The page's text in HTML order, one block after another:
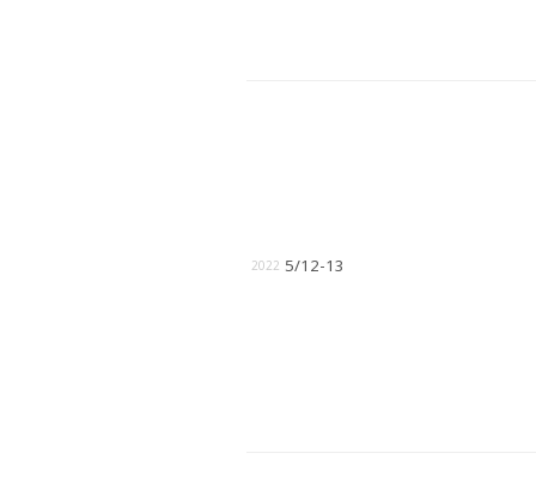
2022 5/12-13